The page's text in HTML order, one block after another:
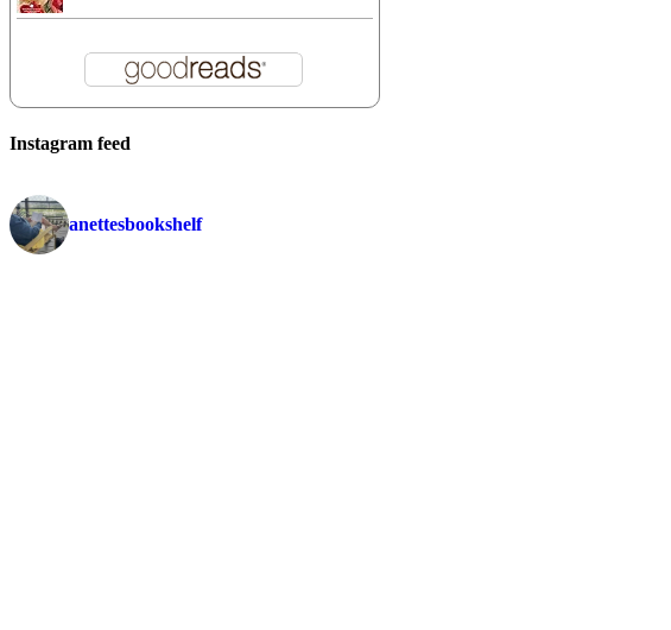
Instagram feed
anettesbookshelf